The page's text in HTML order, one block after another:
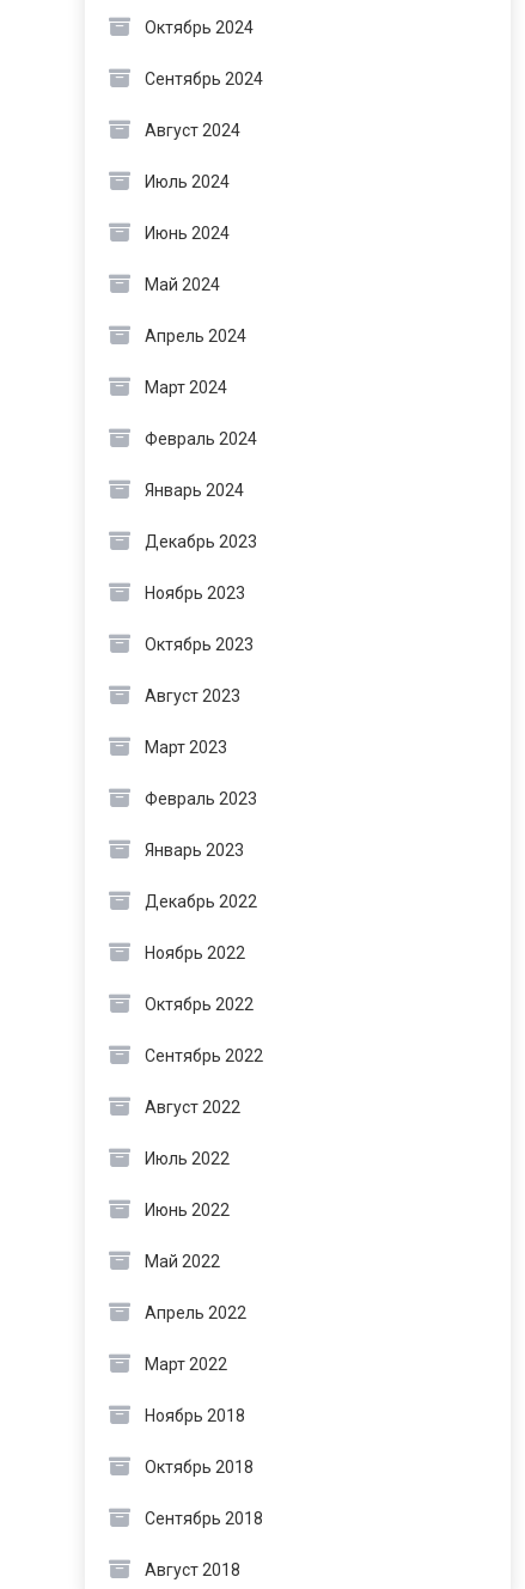
Октябрь 2024
Сентябрь 2024
Август 2024
Июль 2024
Июнь 2024
Май 2024
Апрель 2024
Март 2024
Февраль 2024
Январь 2024
Декабрь 2023
Ноябрь 2023
Октябрь 2023
Август 2023
Март 2023
Февраль 2023
Январь 2023
Декабрь 2022
Ноябрь 2022
Октябрь 2022
Сентябрь 2022
Август 2022
Июль 2022
Июнь 2022
Май 2022
Апрель 2022
Март 2022
Ноябрь 2018
Октябрь 2018
Сентябрь 2018
Август 2018